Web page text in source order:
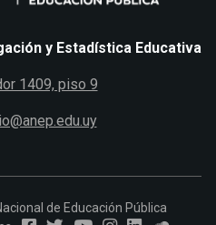
y Estadística Educativa
1409, piso 9
de Educación Pública